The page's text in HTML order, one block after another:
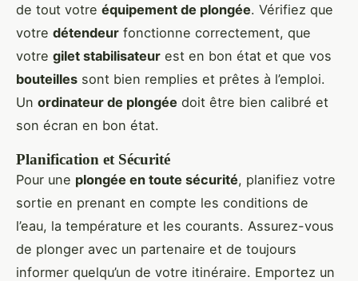
de tout votre équipement de plongée. Vérifiez que
votre détendeur fonctionne correctement, que
votre gilet stabilisateur est en bon état et que vos
bouteilles sont bien remplies et prêtes à l’emploi.
Un ordinateur de plongée doit être bien calibré et
son écran en bon état.
Planification et Sécurité
Pour une plongée en toute sécurité, planifiez votre
sortie en prenant en compte les conditions de
l’eau, la température et les courants. Assurez-vous
de plonger avec un partenaire et de toujours
informer quelqu’un de votre itinéraire. Emportez un